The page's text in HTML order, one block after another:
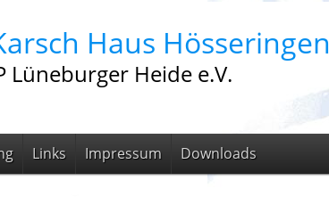
Haus Hösseringen
Lüneburger Heide e.V.
Links Impressum Downloads